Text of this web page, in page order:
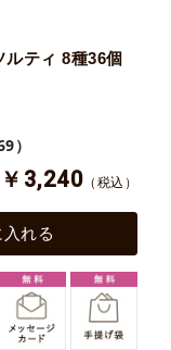
ルティ 8種36個
）
￥3,240 （税込）
れる